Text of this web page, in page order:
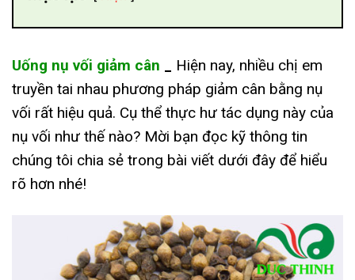
Uống nụ vối giảm cân
Hiện nay, nhiều chị em
truyền tai nhau phương pháp giảm cân bằng nụ
vối rất hiệu quả. Cụ thể thực hư tác dụng này của
nụ vối như thế nào? Mời bạn đọc kỹ thông tin
chúng tôi chia sẻ trong bài viết dưới đây để hiểu
rõ hơn nhé!